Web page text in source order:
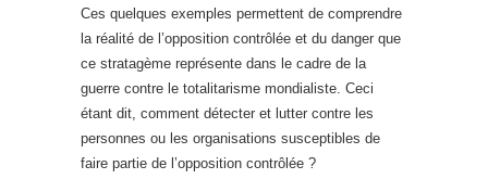
Ces quelques exemples permettent de comprendre
la réalité de l’opposition contrôlée et du danger que
ce stratagème représente dans le cadre de la
guerre contre le totalitarisme mondialiste. Ceci
étant dit, comment détecter et lutter contre les
personnes ou les organisations susceptibles de
faire partie de l’opposition contrôlée ?